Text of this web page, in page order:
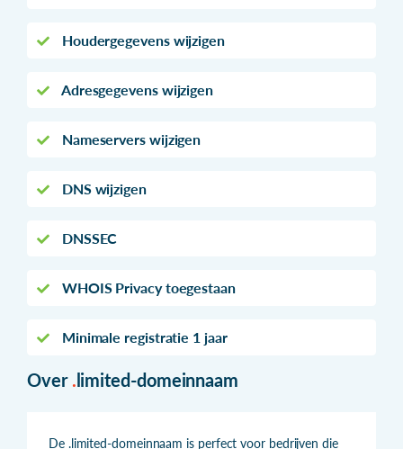
Houdergegevens wijzigen
Adresgegevens wijzigen
Nameservers wijzigen
DNS wijzigen
DNSSEC
WHOIS Privacy toegestaan
Minimale registratie 1 jaar
Over .limited-domeinnaam
De .limited-domeinnaam is perfect voor bedrijven die